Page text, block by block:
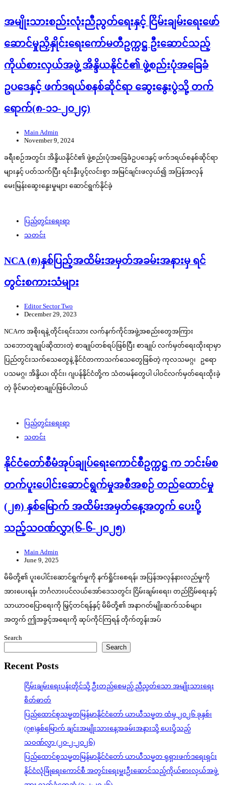
အမျိုးသားစည်းလုံးညီညွတ်ရေးနှင့် ငြိမ်းချမ်းရေးဖော်
ဆောင်မှုညှိနှိုင်းရေးကော်မတီဥက္ကဋ္ဌ ဦးဆောင်သည့်
ကိုယ်စားလှယ်အဖွဲ့ အိန္ဒိယနိုင်ငံ၏ ဖွဲ့စည်းပုံအခြေခံ
ဥပဒေနှင့် ဖက်ဒရယ်စနစ်ဆိုင်ရာ ဆွေးနွေးပွဲသို့ တက်
ရောက်(၈-၁၁-၂၀၂၄)
Main Admin
November 9, 2024
ခရီးစဉ်အတွင်း အိန္ဒိယနိုင်ငံ၏ ဖွဲ့စည်းပုံအခြေခံဥပဒေနှင့် ဖက်ဒရယ်စနစ်ဆိုင်ရာ
များနှင့် ပတ်သက်ပြီး ရင်းနှီးပွင့်လင်းစွာ အမြင်ချင်းဖလှယ်၍ အပြန်အလှန်
မေးမြန်းဆွေးနွေးမှုများ ဆောင်ရွက်နိုင်ခဲ့
ပြည်တွင်းရေးရာ
သတင်း
NCA (၈)နှစ်ပြည့်အထိမ်းအမှတ်အခမ်းအနားမှ ရင်
တွင်းစကားသံများ
Editor Sector Two
December 29, 2023
NCAက အစိုးရနဲ့ တိုင်းရင်းသား လက်နက်ကိုင်အဖွဲ့အစည်းတွေအကြား
သဘောတူချုပ်ဆိုထားတဲ့ စာချုပ်တစ်ရပ်ဖြစ်ပြီး စာချုပ် လက်မှတ်ရေးထိုးရာမှာ
ပြည်တွင်းသက်သေတွေနဲ့ နိုင်ငံတကာသက်သေတွေဖြစ်တဲ့ ကုလသမဂ္ဂ၊ ဥရော
ပသမဂ္ဂ၊ အိန္ဒိယ၊ ထိုင်း၊ ဂျပန်နိုင်ငံတို့က သံတမန်တွေပါ ပါဝင်လက်မှတ်ရေးထိုးခဲ့
တဲ့ ခိုင်မာတဲ့စာချုပ်ဖြစ်ပါတယ်
ပြည်တွင်းရေးရာ
သတင်း
နိုင်ငံတော်စီမံအုပ်ချုပ်ရေးကောင်စီဥက္ကဋ္ဌ က ဘင်းမ်စ
တက်ပူးပေါင်းဆောင်ရွက်မှုအစီအစဉ် တည်ထောင်မှု
(၂၈) နှစ်မြောက် အထိမ်းအမှတ်နေ့အတွက် ပေးပို့
သည့်သဝဏ်လွှာ(၆-၆-၂၀၂၅)
Main Admin
June 9, 2025
မိမိတို့၏ ပူးပေါင်းဆောင်ရွက်မှုကို နက်ရှိုင်းစေရန်၊ အပြန်အလှန်နားလည်မှုကို
အားပေးရန်၊ ဘင်္ဂလားပင်လယ်အော်ဒေသတွင်း ငြိမ်းချမ်းရေး၊ တည်ငြိမ်ရေးနှင့်
သာယာဝပြောရေးကို မြှင့်တင်ရန်နှင့် မိမိတို့၏ အနာဂတ်မျိုးဆက်သစ်များ
အတွက် ဤအခွင့်အရေးကို ဆုပ်ကိုင်ကြရန် တိုက်တွန်းအပ်
Search
Search
Recent Posts
ငြိမ်းချမ်းရေးပန်းတိုင်သို့ ဦးတည်စေမည့် ညီညွတ်သော အမျိုးသားရေး
စိတ်ဓာတ်
ပြည်ထောင်စုသမ္မတမြန်မာနိုင်ငံတော် ယာယီသမ္မတ ထံမှ ၂၀၂၆ ခုနှစ်၊
(၇၈)နှစ်မြောက် ချင်းအမျိုးသားနေ့အခမ်းအနားသို့ ပေးပို့သည့်
သဝဏ်လွှာ (၂၀-၂-၂၀၂၆)
ပြည်ထောင်စုသမ္မတမြန်မာနိုင်ငံတော် ယာယီသမ္မတ ရုရှားဖက်ဒရေးရှင်း
နိုင်ငံလုံခြုံရေးကောင်စီ အတွင်းရေးမှူးဦးဆောင်သည့်ကိုယ်စားလှယ်အဖွဲ့